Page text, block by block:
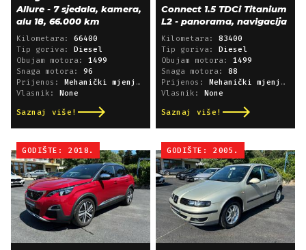
Allure - 7 sjedala, kamera,
alu 18, 66.000 km
Kilometara: 66400
Tip goriva: Diesel
Obujam motora: 1499
Snaga motora: 96
Prijenos: Mehanički mjenjač
Vlasnik: None
Saznaj više!
Connect 1.5 TDCi Titanium
L2 - panorama, navigacija
Kilometara: 83400
Tip goriva: Diesel
Obujam motora: 1499
Snaga motora: 88
Prijenos: Mehanički mjenjač
Vlasnik: None
Saznaj više!
GODIŠTE: 2018. GODIŠTE: 2005.